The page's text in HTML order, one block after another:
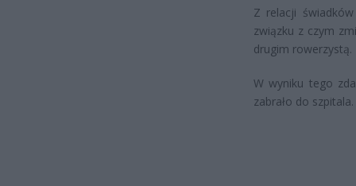
Z relacji
związku z czym
drugim rowerzystą.
W wyniku tego
zabrało do szpitala.